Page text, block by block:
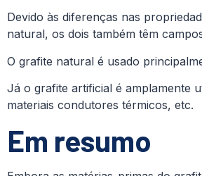
Devido às diferenças nas
natural, os dois também têm
O grafite natural é usado
Já o grafite artificial é amplamente
materiais condutores térmicos, etc.
Em resumo